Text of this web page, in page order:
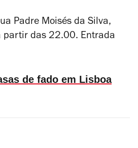
Padre Moisés da Silva,
partir das 22.00. Entrada
de fado em Lisboa